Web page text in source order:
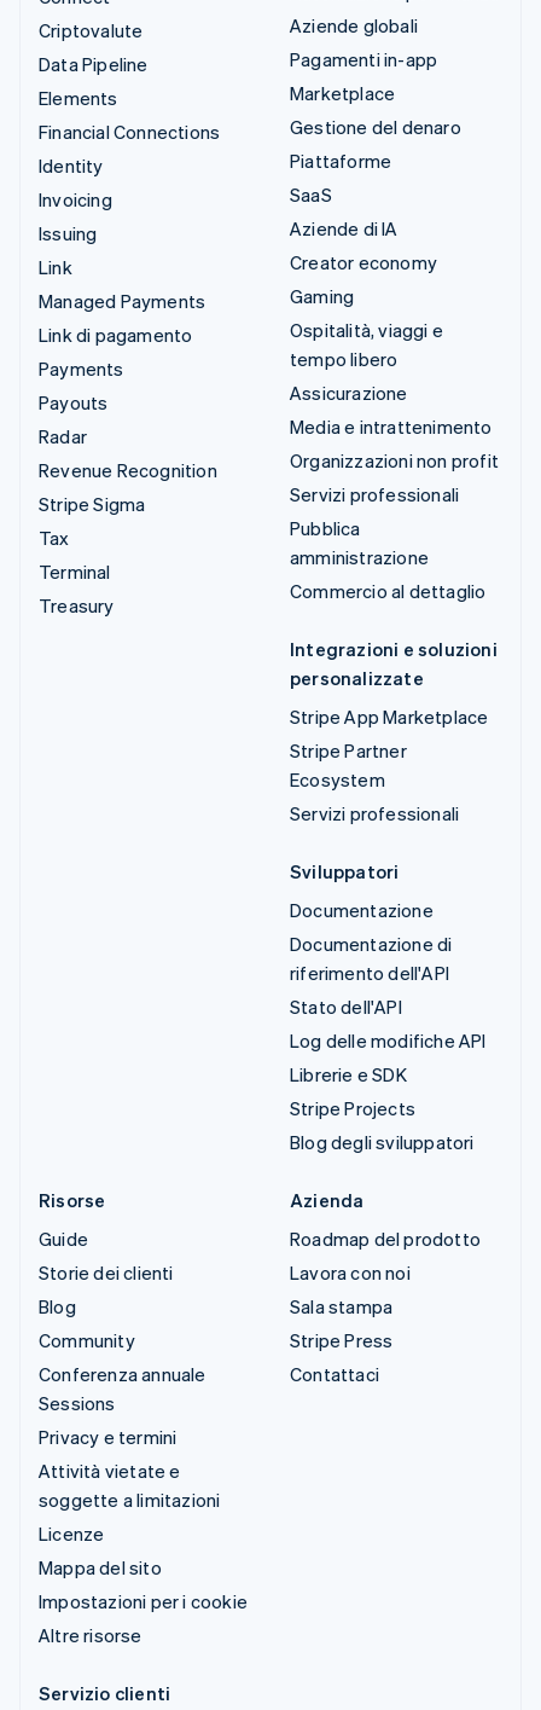
Criptovalute
Data Pipeline
Elements
Financial Connections
Identity
Invoicing
Issuing
Link
Managed Payments
Link di pagamento
Payments
Payouts
Radar
Revenue Recognition
Stripe Sigma
Tax
Terminal
Treasury
Aziende globali
Pagamenti in-app
Marketplace
Gestione del denaro
Piattaforme
SaaS
Aziende di IA
Creator economy
Gaming
Ospitalità, viaggi e
tempo libero
Assicurazione
Media e intrattenimento
Organizzazioni non profit
Servizi professionali
Pubblica
amministrazione
Commercio al dettaglio
Integrazioni e soluzioni
personalizzate
Stripe App Marketplace
Stripe Partner
Ecosystem
Servizi professionali
Sviluppatori
Documentazione
Documentazione di
riferimento dell'API
Stato dell'API
Log delle modifiche API
Librerie e SDK
Stripe Projects
Blog degli sviluppatori
Risorse
Guide
Storie dei clienti
Blog
Community
Conferenza annuale
Sessions
Privacy e termini
Attività vietate e
soggette a limitazioni
Licenze
Mappa del sito
Impostazioni per i cookie
Altre risorse
Azienda
Roadmap del prodotto
Lavora con noi
Sala stampa
Stripe Press
Contattaci
Servizio clienti